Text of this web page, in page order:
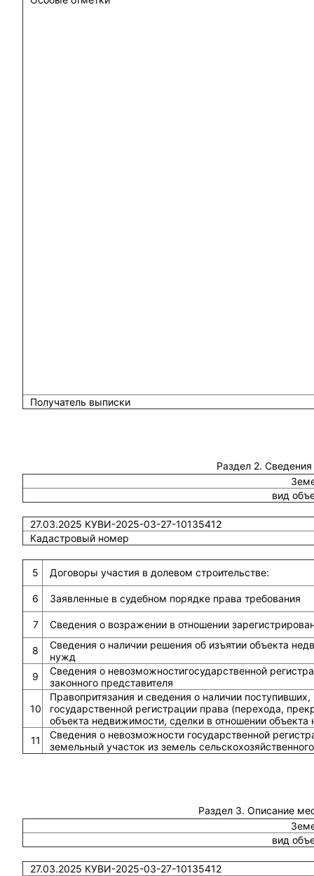
Получатель выписки
Раздел 2.
вид
27.03.2025 КУВИ-2025-03-27-10135412
Кадастровый номер
5 Договоры участия в долевом строительстве:
6 Заявленные в судебном порядке права требования
7 Сведения о возражении в отношении
8
Сведения о наличии решения об изъятии объекта
нужд
9
Сведения о невозможностигосударственной
законного представителя
10
Правопритязания и сведения о наличии
государственной регистрации права (перехода,
объекта недвижимости, сделки в отношении
11
Сведения о невозможности государственной
земельный участок из земель
Раздел 3. Описание
вид
27.03.2025 КУВИ-2025-03-27-10135412